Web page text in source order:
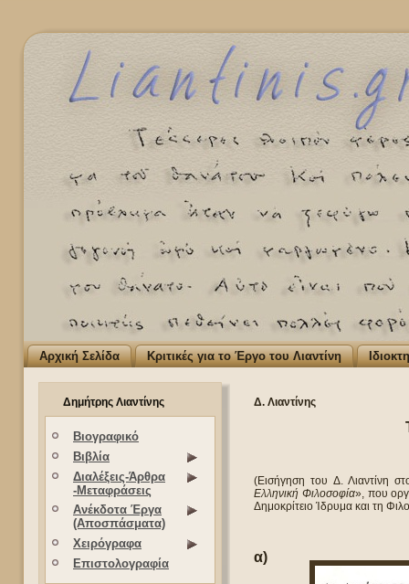
Αρχική Σελίδα Κριτικές για το Έργο του Λιαντίνη
Δημήτρης Λιαντίνης
Βιογραφικό
Βιβλία
Διαλέξεις-Άρθρα
-Μεταφράσεις
Ανέκδοτα Έργα
(Αποσπάσματα)
Χειρόγραφα
Επιστολογραφία
Δ. Λιαντίνης
(Εισήγηση του Δ. Λιαντίνη
Ελληνική Φιλοσοφία», που
Δημοκρίτειο Ίδρυμα και τη
α)